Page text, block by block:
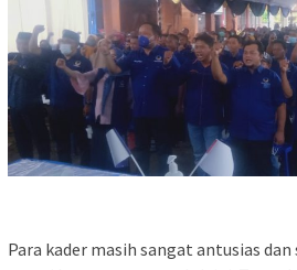
Para kader masih sangat antusias